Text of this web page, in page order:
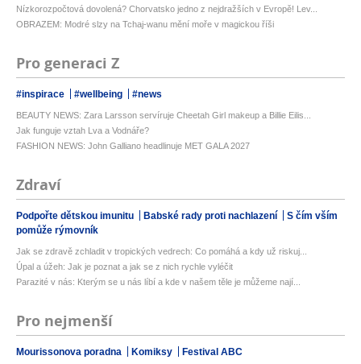
Nízkorozpočtová dovolená? Chorvatsko jedno z nejdražších v Evropě! Lev...
OBRAZEM: Modré slzy na Tchaj-wanu mění moře v magickou říši
Pro generaci Z
#inspirace #wellbeing #news
BEAUTY NEWS: Zara Larsson servíruje Cheetah Girl makeup a Billie Eilis...
Jak funguje vztah Lva a Vodnáře?
FASHION NEWS: John Galliano headlinuje MET GALA 2027
Zdraví
Podpořte dětskou imunitu Babské rady proti nachlazení
S čím vším
pomůže rýmovník
Jak se zdravě zchladit v tropických vedrech: Co pomáhá a kdy už riskuj...
Úpal a úžeh: Jak je poznat a jak se z nich rychle vyléčit
Parazité v nás: Kterým se u nás líbí a kde v našem těle je můžeme nají...
Pro nejmenší
Mourissonova poradna Komiksy Festival ABC